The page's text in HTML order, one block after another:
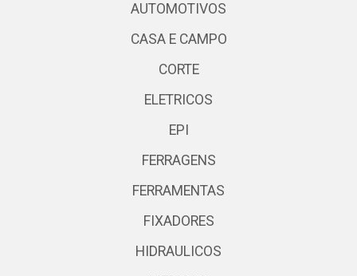
AUTOMOTIVOS
CASA E CAMPO
CORTE
ELETRICOS
EPI
FERRAGENS
FERRAMENTAS
FIXADORES
HIDRAULICOS